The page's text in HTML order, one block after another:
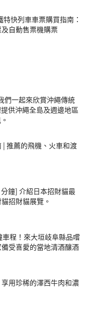
特快列車車票購買指南：
自動售票機購票
們一起來欣賞沖繩傳統
供沖繩全島及週邊地區
| 推薦的飛機、火車和渡
鐘] 介紹日本招財貓最
招財貓展覽。
程！來大垣岐阜縣品嚐
受喜愛的當地清酒釀酒
用珍稀的澤西牛肉和濃